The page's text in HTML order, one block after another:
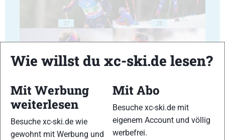
27 28
29 30
Wie willst du xc-ski.de lesen?
Mit Werbung
weiterlesen
Besuche xc-ski.de wie
gewohnt mit Werbung und
Mit Abo
Besuche xc-ski.de mit
eigenem Account und völlig
werbefrei.